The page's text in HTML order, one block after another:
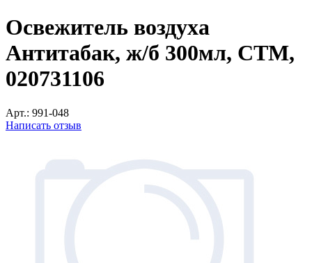
Освежитель воздуха
Антитабак, ж/б 300мл, СТМ,
020731106
Арт.: 991-048
Написать отзыв